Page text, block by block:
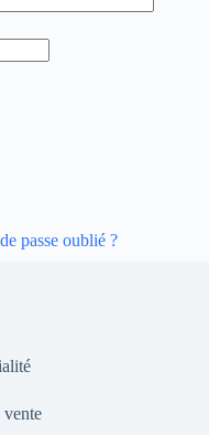
passe oublié ?
vente